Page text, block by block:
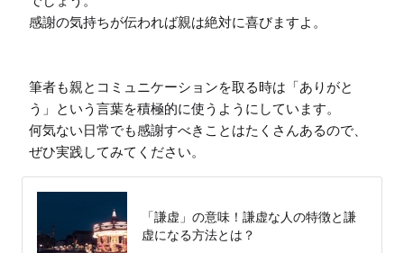
感謝の気持ちが伝われば親は絶対に喜びますよ。
筆者も親とコミュニケーションを取る時は「ありがと
う」という言葉を積極的に使うようにしています。
何気ない日常でも感謝すべきことはたくさんあるので、
ぜひ実践してみてください。
「謙虚」の意味！謙虚な人の特徴と謙
虚になる方法とは？